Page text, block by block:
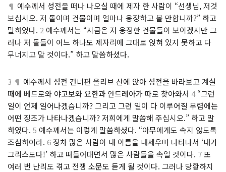
¶ 예수께서 성전을 떠나 나오실 때에 제자 한 사람이 “선생님, 저것
보십시오. 저 돌이며 건물이며 얼마나 웅장하고 볼 만합니까?” 하고
말하였다. 2 예수께서는 “지금은 저 웅장한 건물들이 보이겠지만 그
러나 저 돌들이 어느 하나도 제자리에 그대로 얹혀 있지 못하고 다
무너지고 말 것이다.” 하고 말씀하셨다.
3 ¶ 예수께서 성전 건너편 올리브 산에 앉아 성전을 바라보고 계실
때에 베드로와 야고보와 요한과 안드레아가 따로 찾아와서 4“그런
일이 언제 일어나겠습니까? 그리고 그런 일이 다 이루어질 무렵에는
어떤 징조가 나타나겠습니까? 저희에게 말씀해 주십시오.” 하고 말
하였다. 5 예수께서는 이렇게 말씀하셨다. “아무에게도 속지 않도록
조심하여라. 6 장차 많은 사람이 내 이름을 내세우며 나타나서 ‘내가
그리스도다!’ 하고 떠들어대면서 많은 사람들을 속일 것이다. 7또
여러 번 난리도 겪고 전쟁 소문도 듣게 될 것이다. 그러나 당황하지